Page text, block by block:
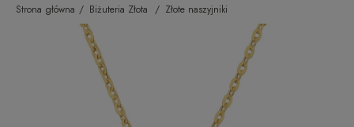
Strona główna Biżuteria Złota Złote naszyjniki